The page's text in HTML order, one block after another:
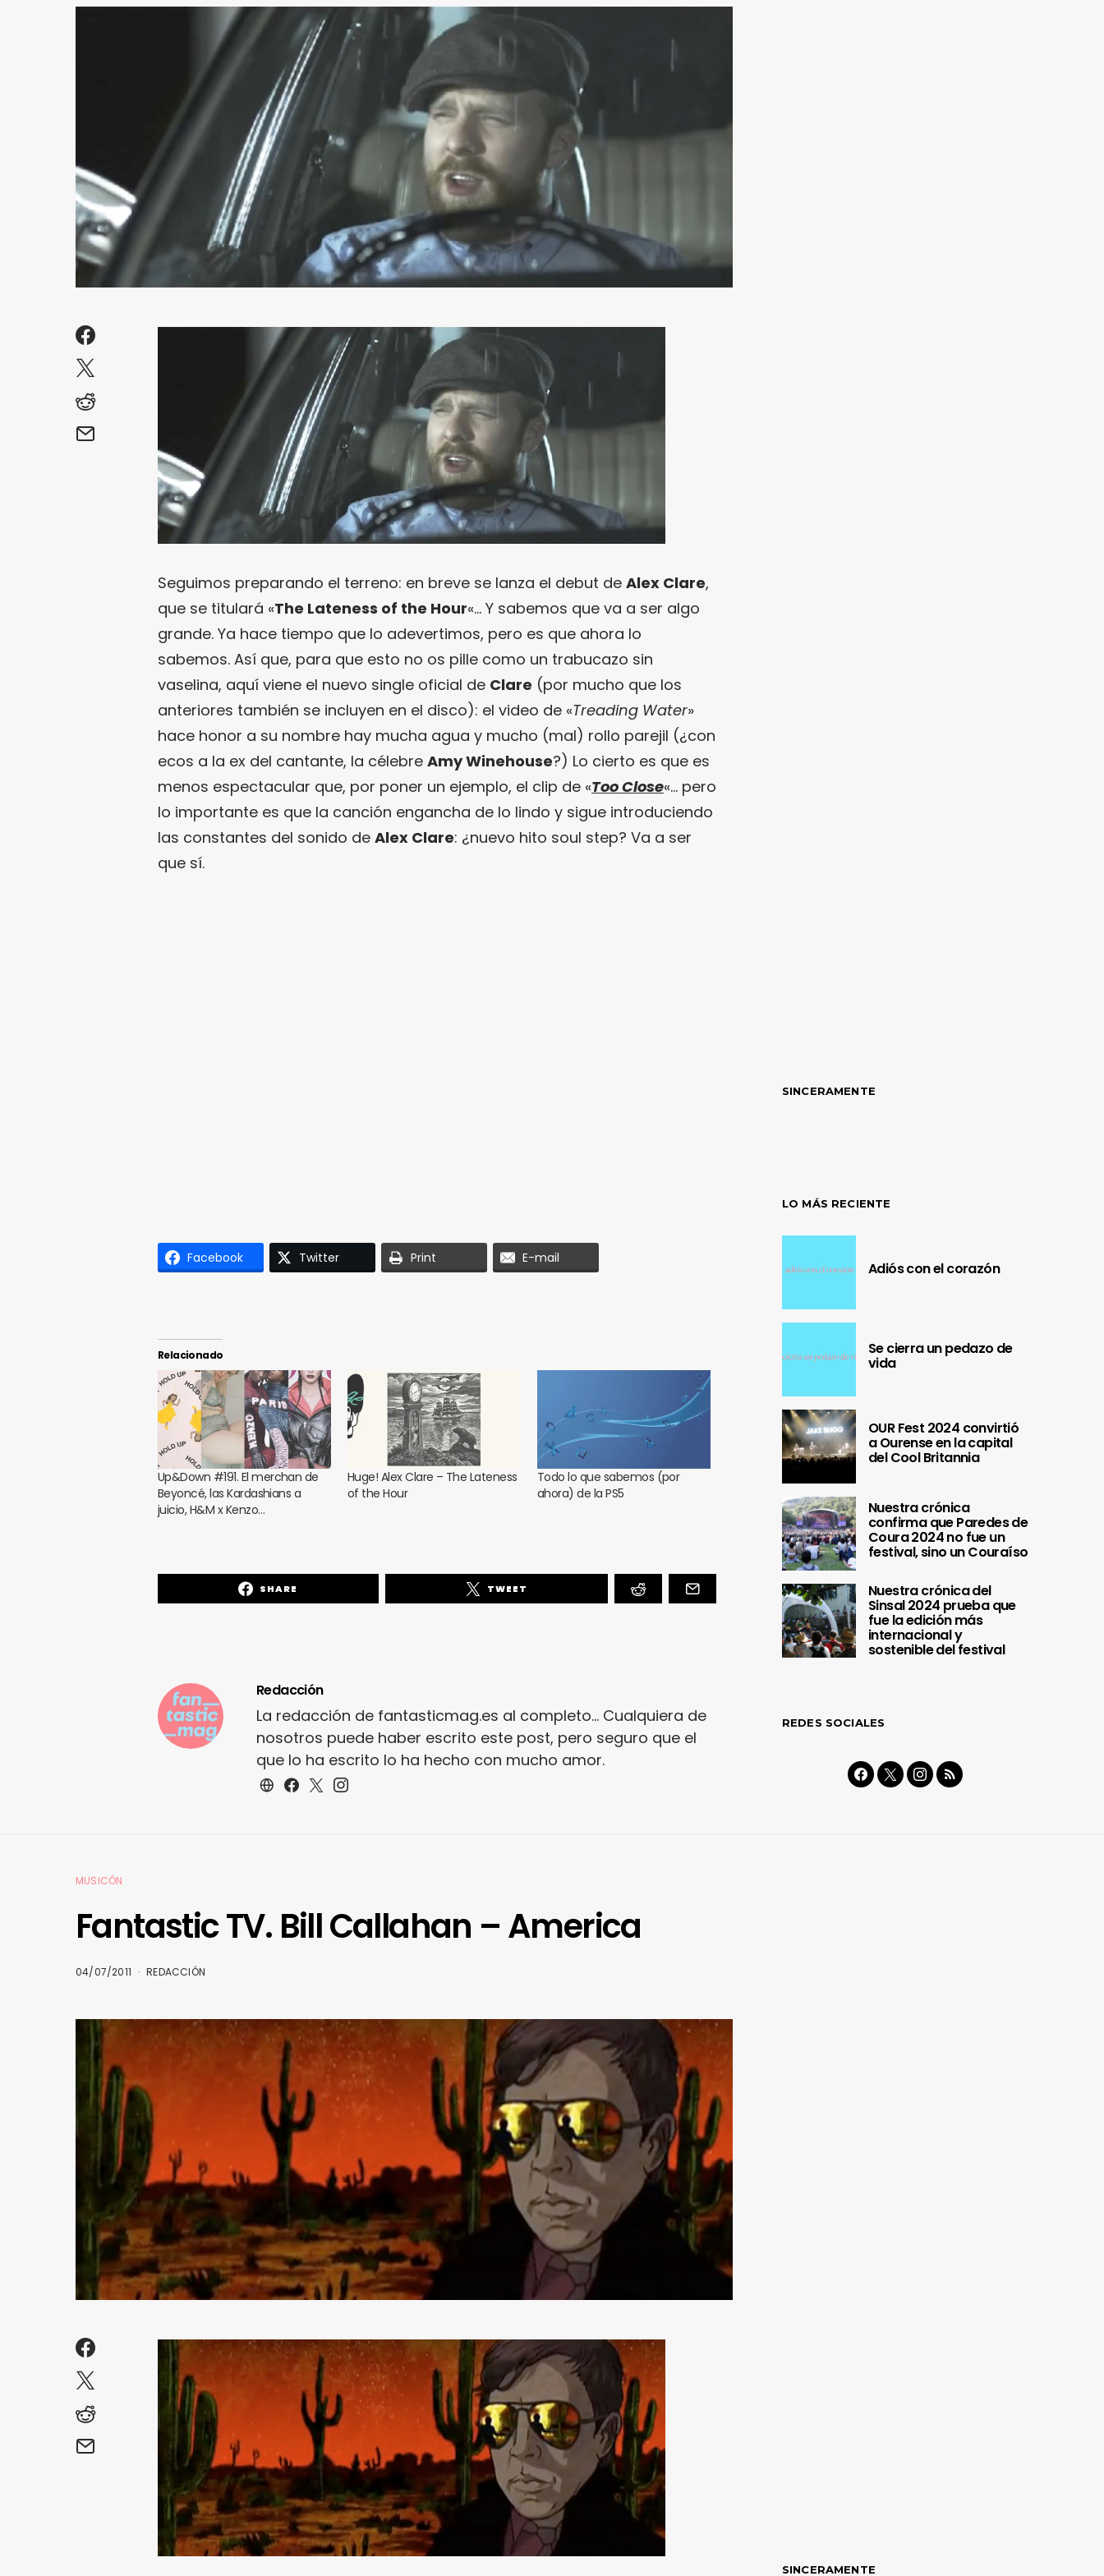
Seguimos preparando el terreno: en breve se lanza el debut de Alex Clare,
que se titulará «The Lateness of the Hour«… Y sabemos que va a ser algo
grande. Ya hace tiempo que lo adevertimos, pero es que ahora lo
sabemos. Así que, para que esto no os pille como un trabucazo sin
vaselina, aquí viene el nuevo single oficial de Clare (por mucho que los
anteriores también se incluyen en el disco): el video de «Treading Water»
hace honor a su nombre hay mucha agua y mucho (mal) rollo parejil (¿con
ecos a la ex del cantante, la célebre Amy Winehouse?) Lo cierto es que es
menos espectacular que, por poner un ejemplo, el clip de «Too Close«… pero
lo importante es que la canción engancha de lo lindo y sigue introduciendo
las constantes del sonido de Alex Clare: ¿nuevo hito soul step? Va a ser
que sí.
Facebook Twitter Print E-mail
Relacionado
Up&Down #191. El merchan de
Beyoncé, las Kardashians a
juicio, H&M x Kenzo…
Huge! Alex Clare – The Lateness
of the Hour
Todo lo que sabemos (por
ahora) de la PS5
SHARE TWEET
Redacción
La redacción de fantasticmag.es al completo... Cualquiera de
nosotros puede haber escrito este post, pero seguro que el
que lo ha escrito lo ha hecho con mucho amor.
SINCERAMENTE
LO MÁS RECIENTE
Adiós con el corazón
Se cierra un pedazo de
vida
OUR Fest 2024 convirtió
a Ourense en la capital
del Cool Britannia
Nuestra crónica
confirma que Paredes de
Coura 2024 no fue un
festival, sino un Couraíso
Nuestra crónica del
Sinsal 2024 prueba que
fue la edición más
internacional y
sostenible del festival
REDES SOCIALES
MUSICÓN
Fantastic TV. Bill Callahan – America
04/07/2011 REDACCIÓN
SINCERAMENTE